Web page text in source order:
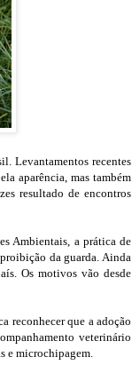
Levantamentos recentes
aparência, mas também
resultado de encontros
Ambientais, a prática de
da guarda. Ainda
Os motivos vão desde
reconhecer que a adoção
veterinário
e microchipagem.